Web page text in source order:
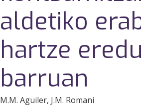
aldetiko
hartze
barruan
M.M. Aguiler, J.M. Romani